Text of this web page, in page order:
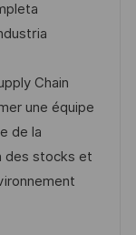
Chain
une équipe
de la
des stocks et